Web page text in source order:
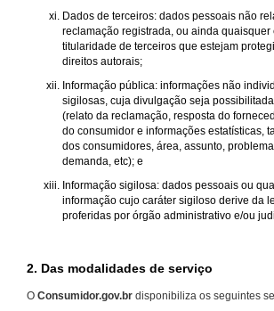
Dados de terceiros: dados pessoais não
reclamação registrada, ou ainda quaisquer
titularidade de terceiros que estejam
direitos autorais;
Informação pública: informações não
sigilosas, cuja divulgação seja
(relato da reclamação, resposta do
do consumidor e informações estatísticas,
dos consumidores, área, assunto,
demanda, etc); e
Informação sigilosa: dados pessoais ou
informação cujo caráter sigiloso derive da
proferidas por órgão administrativo e/ou
2. Das modalidades de serviço
O Consumidor.gov.br disponibiliza os seguintes